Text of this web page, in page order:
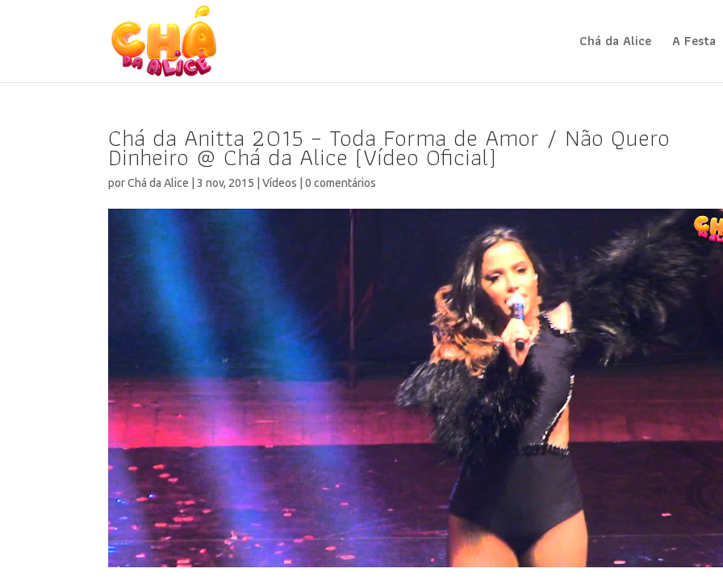
Chá da Alice A Festa
Chá da Anitta 2015 – Toda Forma de Amor / Não Quero
Dinheiro @ Chá da Alice (Vídeo Oficial)
porChá da Alice |3 nov, 2015 |Vídeos |0 comentários